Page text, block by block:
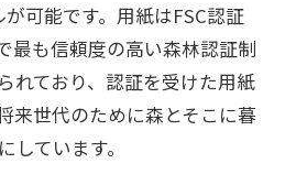
可能です。用紙はFSC認証
最も信頼度の高い森林認証制
れており、認証を受けた用紙
来世代のために森とそこに暮
しています。